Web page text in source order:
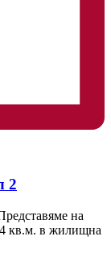
2
на
кв.м. в жилищна